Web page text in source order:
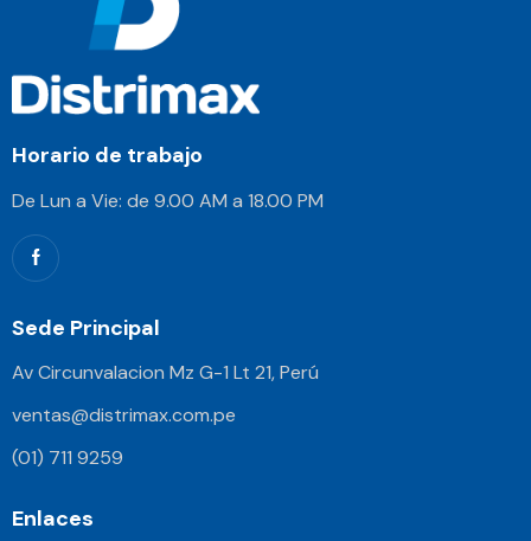
Horario de trabajo
De Lun a Vie: de 9.00 AM a 18.00 PM
Sede Principal
Av Circunvalacion Mz G-1 Lt 21, Perú
ventas@distrimax.com.pe
(01) 711 9259
Enlaces